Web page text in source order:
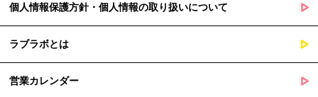
個人情報保護方針・個人情報の取り扱いについて
ラブラボとは
営業カレンダー